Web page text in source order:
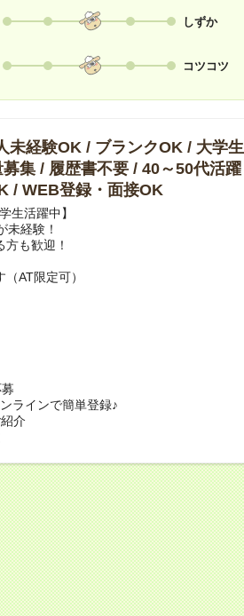
しずか
コツコツ
未経験OK / ブランクOK / 大学生
集 / 履歴書不要 / 40～50代活躍
/ WEB登録・面接OK
生活躍中】
経験！
も歓迎！
AT限定可）
ラインで簡単登録♪
介